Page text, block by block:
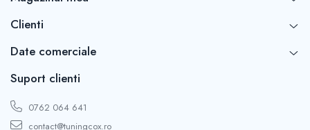
Clienti
Date comerciale
Suport clienti
0762 064 641
contact@tuningcox.ro